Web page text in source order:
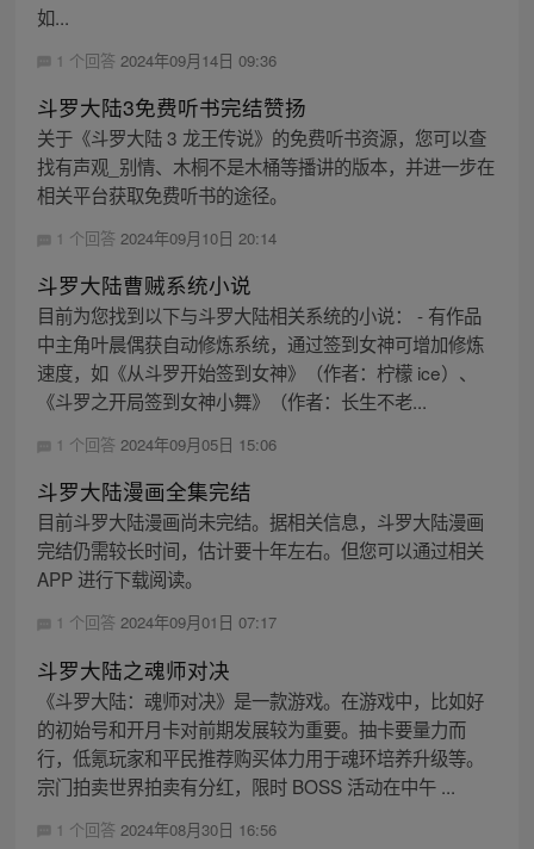
如...
1 个回答 2024年09月14日 09:36
斗罗大陆3免费听书完结赞扬
关于《斗罗大陆 3 龙王传说》的免费听书资源，您可以查
找有声观_别情、木桐不是木桶等播讲的版本，并进一步在
相关平台获取免费听书的途径。
1 个回答 2024年09月10日 20:14
斗罗大陆曹贼系统小说
目前为您找到以下与斗罗大陆相关系统的小说： - 有作品
中主角叶晨偶获自动修炼系统，通过签到女神可增加修炼
速度，如《从斗罗开始签到女神》（作者：柠檬 ice）、
《斗罗之开局签到女神小舞》（作者：长生不老...
1 个回答 2024年09月05日 15:06
斗罗大陆漫画全集完结
目前斗罗大陆漫画尚未完结。据相关信息，斗罗大陆漫画
完结仍需较长时间，估计要十年左右。但您可以通过相关
APP 进行下载阅读。
1 个回答 2024年09月01日 07:17
斗罗大陆之魂师对决
《斗罗大陆：魂师对决》是一款游戏。在游戏中，比如好
的初始号和开月卡对前期发展较为重要。抽卡要量力而
行，低氪玩家和平民推荐购买体力用于魂环培养升级等。
宗门拍卖世界拍卖有分红，限时 BOSS 活动在中午 ...
1 个回答 2024年08月30日 16:56